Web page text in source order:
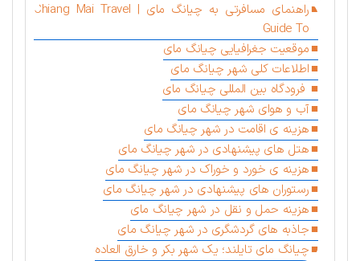
راهنمای مسافرتی به چیانگ مای | Chiang Mai Travel
Guide To
موقعیت جغرافیایی چیانگ مای
اطلاعات کلی شهر چیانگ مای
فرودگاه بین المللی چیانگ مای
آب و هوای شهر چیانگ مای
هزینه ی اقامت در شهر چیانگ مای
هتل های پیشنهادی در شهر چیانگ مای
هزینه ی خورد و خوراک در شهر چیانگ مای
رستوران های پیشنهادی در شهر چیانگ مای
هزینه حمل و نقل در شهر چیانگ مای
جاذبه های گردشگری در شهر چیانگ مای
چیانگ مای تایلند؛ یک شهر بکر و خارق العاده